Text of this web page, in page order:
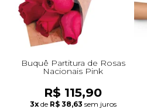
Buquê Partitura de Rosas
Nacionais Pink
R$ 115,90
3x de R$ 38,63 sem juros